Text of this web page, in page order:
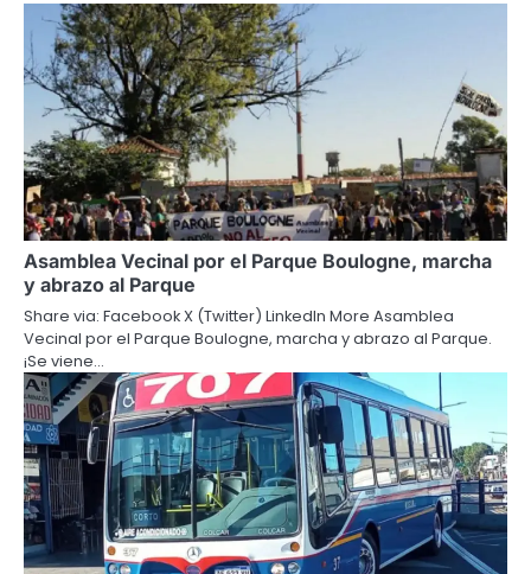
Asamblea Vecinal por el Parque Boulogne, marcha
y abrazo al Parque
Share via: Facebook X (Twitter) LinkedIn More Asamblea
Vecinal por el Parque Boulogne, marcha y abrazo al Parque.
¡Se viene…